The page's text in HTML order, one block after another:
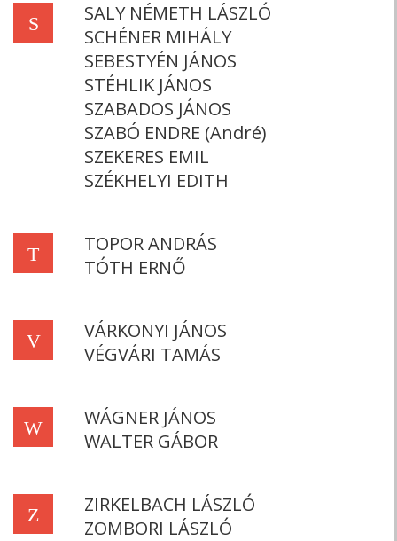
S
SALY NÉMETH LÁSZLÓ
SCHÉNER MIHÁLY
SEBESTYÉN JÁNOS
STÉHLIK JÁNOS
SZABADOS JÁNOS
SZABÓ ENDRE (André)
SZEKERES EMIL
SZÉKHELYI EDITH
T
TOPOR ANDRÁS
TÓTH ERNŐ
V
VÁRKONYI JÁNOS
VÉGVÁRI TAMÁS
W
WÁGNER JÁNOS
WALTER GÁBOR
Z
ZIRKELBACH LÁSZLÓ
ZOMBORI LÁSZLÓ